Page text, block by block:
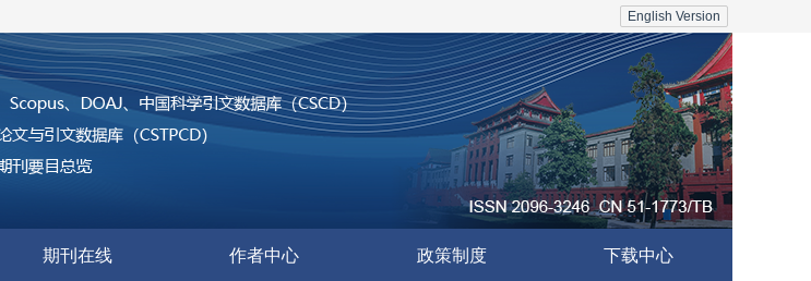
English Version
期刊在线 作者中心 政策制度 下载中心